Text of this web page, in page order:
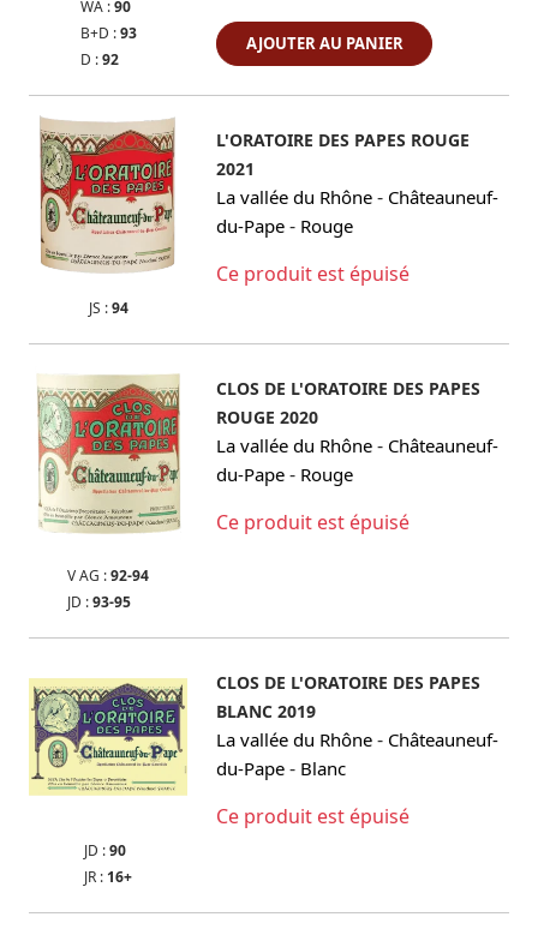
WA :90
B+D :93
D :92
AJOUTER AU PANIER
JS :94
L'ORATOIRE DES PAPES ROUGE
2021
La vallée du Rhône - Châteauneuf-
du-Pape - Rouge
Ce produit est épuisé
V AG :92-94
JD :93-95
CLOS DE L'ORATOIRE DES PAPES
ROUGE 2020
La vallée du Rhône - Châteauneuf-
du-Pape - Rouge
Ce produit est épuisé
JD :90
JR : 16+
CLOS DE L'ORATOIRE DES PAPES
BLANC 2019
La vallée du Rhône - Châteauneuf-
du-Pape - Blanc
Ce produit est épuisé